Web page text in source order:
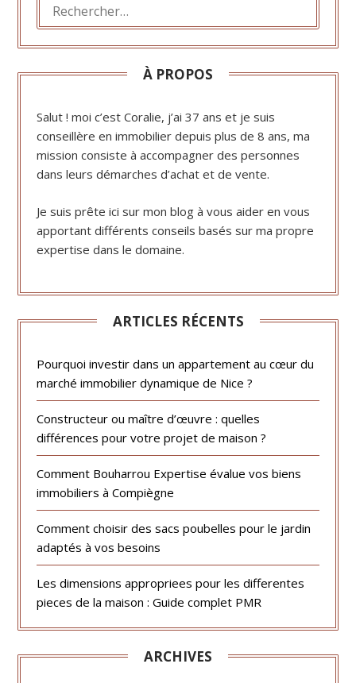
À PROPOS
Salut ! moi c’est Coralie, j’ai 37 ans et je suis
conseillère en immobilier depuis plus de 8 ans, ma
mission consiste à accompagner des personnes
dans leurs démarches d’achat et de vente.
Je suis prête ici sur mon blog à vous aider en vous
apportant différents conseils basés sur ma propre
expertise dans le domaine.
ARTICLES RÉCENTS
Pourquoi investir dans un appartement au cœur du
marché immobilier dynamique de Nice ?
Constructeur ou maître d’œuvre : quelles
différences pour votre projet de maison ?
Comment Bouharrou Expertise évalue vos biens
immobiliers à Compiègne
Comment choisir des sacs poubelles pour le jardin
adaptés à vos besoins
Les dimensions appropriees pour les differentes
pieces de la maison : Guide complet PMR
ARCHIVES